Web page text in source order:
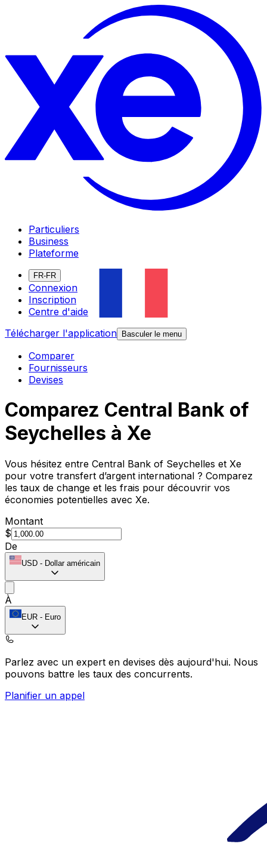
Particuliers
Business
Plateforme
FR-FR
Connexion
Inscription
Centre d'aide
Télécharger l'application
Basculer le menu
Comparer
Fournisseurs
Devises
Comparez Central Bank of
Seychelles à Xe
Vous hésitez entre Central Bank of Seychelles et Xe
pour votre transfert d’argent international ? Comparez
les taux de change et les frais pour découvrir vos
économies potentielles avec Xe.
Montant
$
De
USD - Dollar américain
À
EUR - Euro
Parlez avec un expert en devises dès aujourd'hui. Nous
pouvons battre les taux des concurrents.
Planifier un appel